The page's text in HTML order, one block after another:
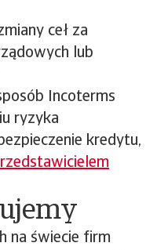
ceł za
lub
Incoterms
ryzyka
kredytu,
na świecie firm